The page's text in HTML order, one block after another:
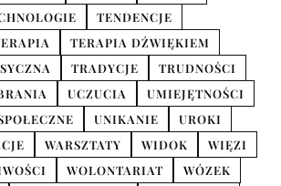
TENDENCJE
TERAPIA DŹWIĘKIEM
TRADYCJE
TRUDNOŚCI
UCZUCIA
UMIEJĘTNOŚCI
UNIKANIE
UROKI
WARSZTATY WIDOK
WIĘZI
WOLONTARIAT
WÓZEK